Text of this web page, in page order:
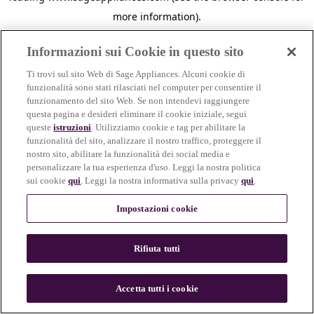
more information).
n
Informazioni sui Cookie in questo sito
Ti trovi sul sito Web di Sage Appliances. Alcuni cookie di
funzionalità sono stati rilasciati nel computer per consentire il
funzionamento del sito Web. Se non intendevi raggiungere
questa pagina e desideri eliminare il cookie iniziale, segui
questeistruzioni. Utilizziamo cookie e tag per abilitare la
funzionalità del sito, analizzare il nostro traffico, proteggere il
nostro sito, abilitare la funzionalità dei social media e
personalizzare la tua esperienza d'uso. Leggi la nostra politica
sui cookiequi. Leggi la nostra informativa sulla privacyqui.
Impostazioni cookie
Rifiuta tutti
Accetta tutti i cookie